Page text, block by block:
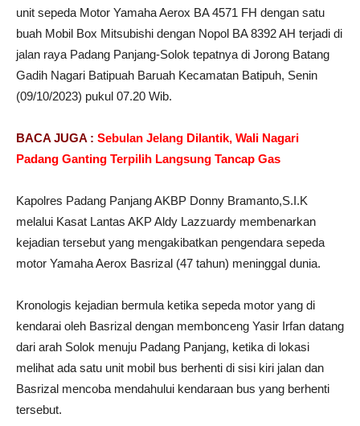
unit sepeda Motor Yamaha Aerox BA 4571 FH dengan satu
buah Mobil Box Mitsubishi dengan Nopol BA 8392 AH terjadi di
jalan raya Padang Panjang-Solok tepatnya di Jorong Batang
Gadih Nagari Batipuah Baruah Kecamatan Batipuh, Senin
(09/10/2023) pukul 07.20 Wib.
BACA JUGA : Sebulan Jelang Dilantik, Wali Nagari
Padang Ganting Terpilih Langsung Tancap Gas
Kapolres Padang Panjang AKBP Donny Bramanto,S.I.K
melalui Kasat Lantas AKP Aldy Lazzuardy membenarkan
kejadian tersebut yang mengakibatkan pengendara sepeda
motor Yamaha Aerox Basrizal (47 tahun) meninggal dunia.
Kronologis kejadian bermula ketika sepeda motor yang di
kendarai oleh Basrizal dengan membonceng Yasir Irfan datang
dari arah Solok menuju Padang Panjang, ketika di lokasi
melihat ada satu unit mobil bus berhenti di sisi kiri jalan dan
Basrizal mencoba mendahului kendaraan bus yang berhenti
tersebut.